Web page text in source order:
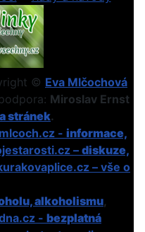
© Eva Mlčochová
Miroslav Ernst
stránek.
- informace,
– diskuze,
– vše o
alkoholismu,
- bezplatná